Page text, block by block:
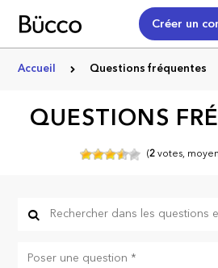
Créer un
Accueil Questions fréquentes
QUESTIONS
(2votes,